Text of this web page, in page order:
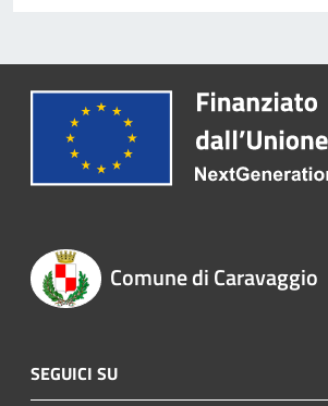
Comune di Caravaggio
SEGUICI SU